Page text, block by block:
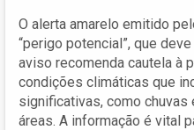
O alerta amarelo emitido
“perigo potencial”, que
aviso recomenda cautela à
condições climáticas que
significativas, como
áreas. A informação é vital